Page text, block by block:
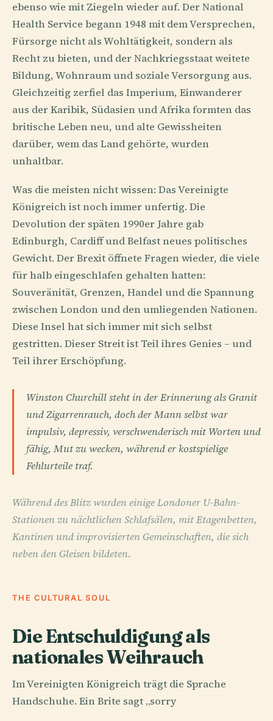
ebenso wie mit Ziegeln wieder auf. Der National
Health Service begann 1948 mit dem Versprechen,
Fürsorge nicht als Wohltätigkeit, sondern als
Recht zu bieten, und der Nachkriegsstaat weitete
Bildung, Wohnraum und soziale Versorgung aus.
Gleichzeitig zerfiel das Imperium, Einwanderer
aus der Karibik, Südasien und Afrika formten das
britische Leben neu, und alte Gewissheiten
darüber, wem das Land gehörte, wurden
unhaltbar.
Was die meisten nicht wissen: Das Vereinigte
Königreich ist noch immer unfertig. Die
Devolution der späten 1990er Jahre gab
Edinburgh, Cardiff und Belfast neues politisches
Gewicht. Der Brexit öffnete Fragen wieder, die viele
für halb eingeschlafen gehalten hatten:
Souveränität, Grenzen, Handel und die Spannung
zwischen London und den umliegenden Nationen.
Diese Insel hat sich immer mit sich selbst
gestritten. Dieser Streit ist Teil ihres Genies – und
Teil ihrer Erschöpfung.
Winston Churchill steht in der Erinnerung als Granit
und Zigarrenrauch, doch der Mann selbst war
impulsiv, depressiv, verschwenderisch mit Worten und
fähig, Mut zu wecken, während er kostspielige
Fehlurteile traf.
Während des Blitz wurden einige Londoner U-Bahn-
Stationen zu nächtlichen Schlafsälen, mit Etagenbetten,
Kantinen und improvisierten Gemeinschaften, die sich
neben den Gleisen bildeten.
THE CULTURAL SOUL
Die Entschuldigung als
nationales Weihrauch
Im Vereinigten Königreich trägt die Sprache
Handschuhe. Ein Brite sagt „sorry